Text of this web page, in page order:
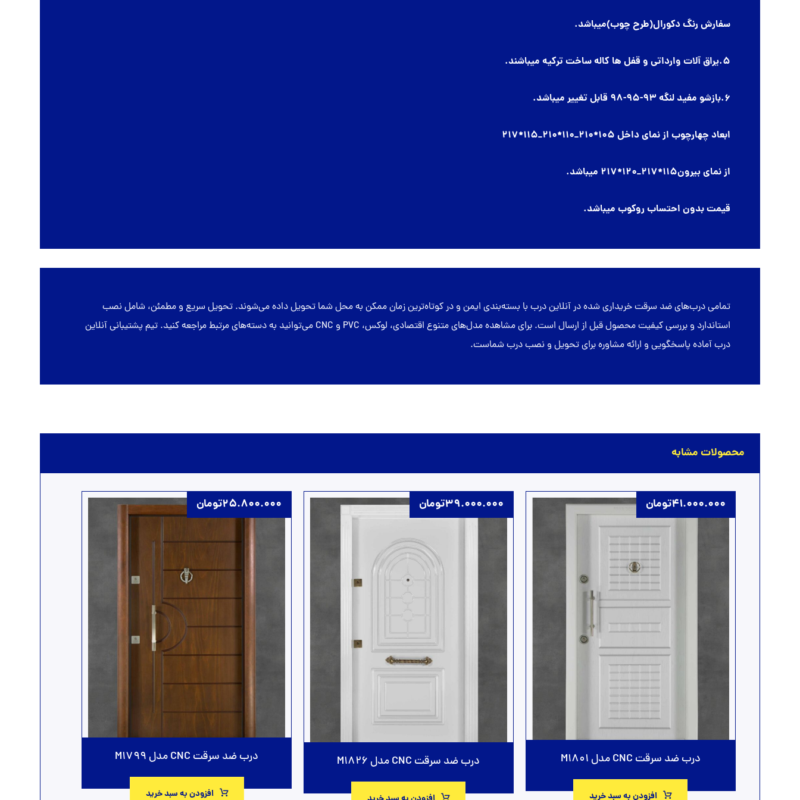
سفارش رنگ دکورال(طرح چوب)میباشد.
5.یراق آلات وارداتی و قفل ها کاله ساخت ترکیه میباشند.
6.بازشو مفید لنگه 93-95-98 قابل تغییر میباشد.
ابعاد چهارچوب از نمای داخل 105*210_110*210_115*217
از نمای بیرون115*217_120*217 میباشد.
قیمت بدون احتساب روکوب میباشد.
تمامیدرب‌های ضد سرقتخریداری شده درآنلاین درب با بسته‌بندی ایمن و در کوتاه‌ترین زمان ممکن به محل شما تحویل داده می‌شوند. تحویل سریع و مطمئن، شامل نصب
استاندارد و بررسی کیفیت محصول قبل از ارسال است. برای مشاهده مدل‌های متنوع اقتصادی، لوکس، PVC و CNC می‌توانید به دسته‌های مرتبط مراجعه کنید. تیم پشتیبانی آنلاین
درب آماده پاسخگویی و ارائه مشاوره برای تحویل و نصب درب شماست.
محصولات مشابه
درب ضد سرقت CNC مدل M1801
41.000.000تومان
افزودن به سبد خرید
درب ضد سرقت CNC مدل M1826
39.000.000تومان
درب ضد سرقت CNC مدل M1799
25.800.000تومان
افزودن به سبد خرید